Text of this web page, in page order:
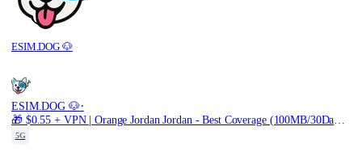
ESIM.DOG 🐶
ESIM.DOG 🐶·
5G